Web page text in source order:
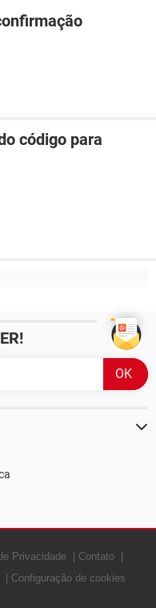
código para
Privacidade
Contato
Configuração de cookies